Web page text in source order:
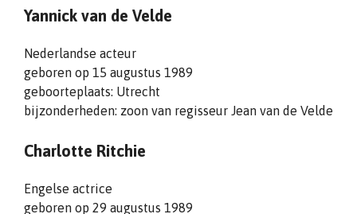
Yannick van de Velde
Nederlandse acteur
geboren op 15 augustus 1989
geboorteplaats: Utrecht
bijzonderheden: zoon van regisseur Jean van de Velde
Charlotte Ritchie
Engelse actrice
geboren op 29 augustus 1989